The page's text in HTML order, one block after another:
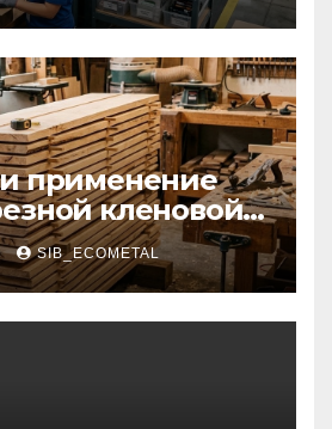
и применение
кленовой
деле
SIB_ECOMETAL